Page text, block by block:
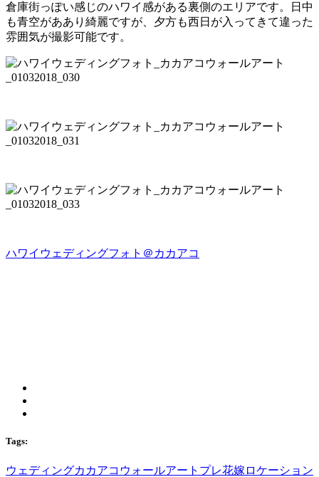
倉庫街っぽい感じのハワイ感がある裏側のエリアです。日中
も青空がああり綺麗ですが、夕方も西日が入ってきて違った
雰囲気が撮影可能です。
ハワイウェディングフォト＠カカアコ
Tags:
ウェディングカカアコウォールアート プレ花嫁 ロケーション